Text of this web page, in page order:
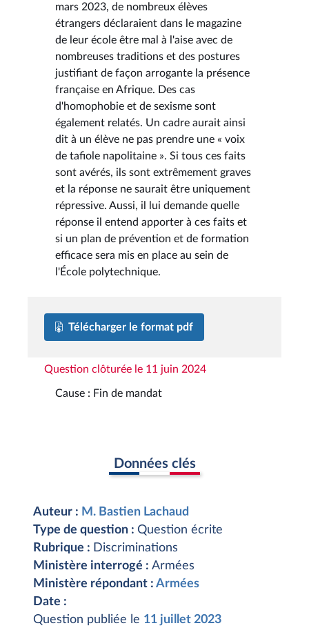
mars 2023, de nombreux élèves
étrangers déclaraient dans le magazine
de leur école être mal à l'aise avec de
nombreuses traditions et des postures
justifiant de façon arrogante la présence
française en Afrique. Des cas
d'homophobie et de sexisme sont
également relatés. Un cadre aurait ainsi
dit à un élève ne pas prendre une « voix
de tafiole napolitaine ». Si tous ces faits
sont avérés, ils sont extrêmement graves
et la réponse ne saurait être uniquement
répressive. Aussi, il lui demande quelle
réponse il entend apporter à ces faits et
si un plan de prévention et de formation
efficace sera mis en place au sein de
l'École polytechnique.
Télécharger le format pdf
Question clôturée le 11 juin 2024
Cause : Fin de mandat
Données clés
Auteur : M. Bastien Lachaud
Type de question : Question écrite
Rubrique : Discriminations
Ministère interrogé : Armées
Ministère répondant : Armées
Date :
Question publiée le 11 juillet 2023